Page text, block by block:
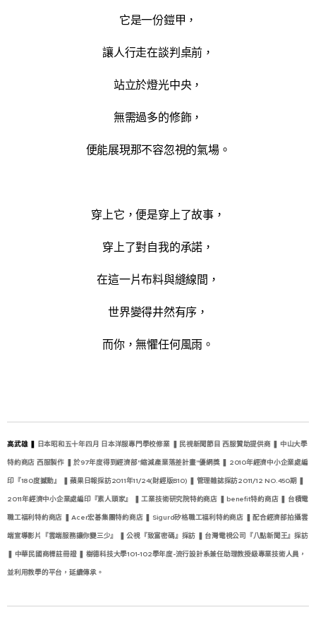
它是一份鎧甲，
讓人行走在談判桌前，
站立於燈光中央，
無需過多的修飾，
便能展現那不容忽視的氣場。
穿上它，便是穿上了故事，
穿上了對自我的承諾，
在這一片布料與縫線間，
世界變得井然有序，
而你，無懼任何風雨。
高武雄 ❚ 日本昭和五十年四月 日本洋服專門學校修業 ❚ 民視新聞節目 西服贊助提供商 ❚ 中山大學
特約商店 西服製作 ❚ 於97年度得到經濟部"縮減產業落差計畫"優網獎 ❚ 2010年經濟中小企業處編
印『180度撼動』 ❚ 蘋果日報採訪2011年11/24(財經版B10) ❚ 管理雜誌採訪2011/12 NO.450期 ❚
2011年經濟中小企業處編印『素人頭家』 ❚ 工業技術研究院特約商店 ❚ benefit特約商店 ❚ 台積電
職工福利特約商店 ❚ Acer宏碁集團特約商店 ❚ Sigurd矽格職工福利特約商店 ❚ 配合經濟部拍攝雲
端宣導影片『雲端服務讓你變三少』 ❚ 公視『致富密碼』採訪 ❚ 台灣電視公司『八點新聞王』採訪
❚ 中華民國商標註冊證 ❚ 樹德科技大學101-102學年度-流行設計系兼任助理教授級專業技術人員，
並利用教學的平台，延續傳承。